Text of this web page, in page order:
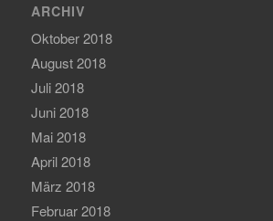
ARCHIV
Oktober 2018
August 2018
Juli 2018
Juni 2018
Mai 2018
April 2018
März 2018
Februar 2018